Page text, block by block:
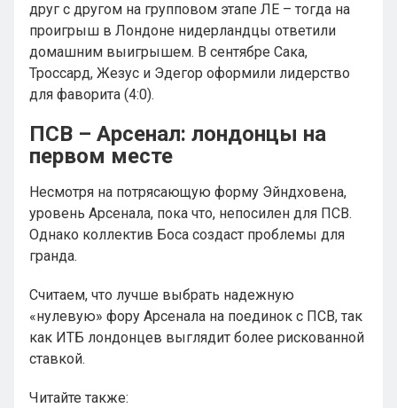
друг с другом на групповом этапе ЛЕ – тогда на
проигрыш в Лондоне нидерландцы ответили
домашним выигрышем. В сентябре Сака,
Троссард, Жезус и Эдегор оформили лидерство
для фаворита (4:0).
ПСВ – Арсенал: лондонцы на
первом месте
Несмотря на потрясающую форму Эйндховена,
уровень Арсенала, пока что, непосилен для ПСВ.
Однако коллектив Боса создаст проблемы для
гранда.
Считаем, что лучше выбрать надежную
«нулевую» фору Арсенала на поединок с ПСВ, так
как ИТБ лондонцев выглядит более рискованной
ставкой.
Читайте также: